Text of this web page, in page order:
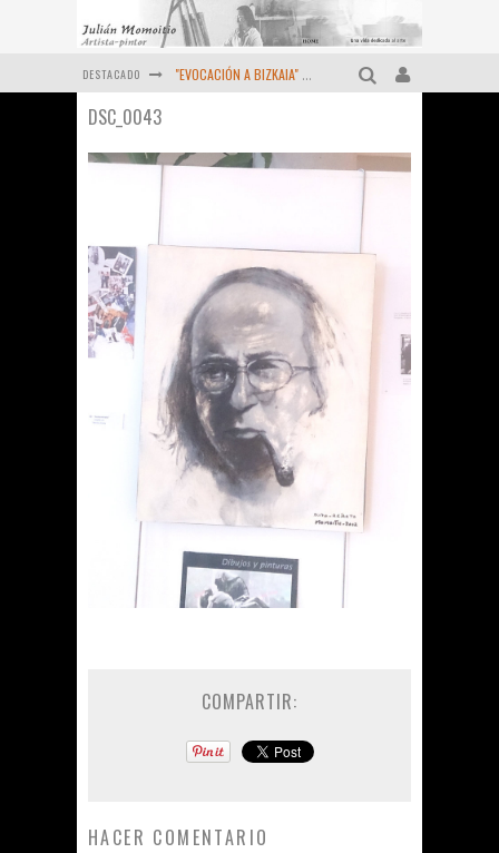
DESTACADO "EVOCACIÓN A BIZKAIA" ORTUELLA (1983-2024) Momoitio
Diciembre de 2021 - Últimas obras
MOMOITIO y La Espiral de las artes (1998 )
DSC_0043
COMPARTIR:
HACER COMENTARIO